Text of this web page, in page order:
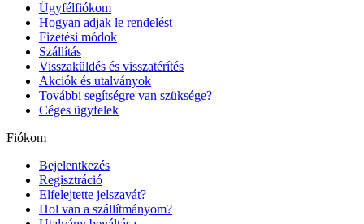
Ügyfélfiókom
Hogyan adjak le rendelést
Fizetési módok
Szállítás
Visszaküldés és visszatérítés
Akciók és utalványok
További segítségre van szüksége?
Céges ügyfelek
Fiókom
Bejelentkezés
Regisztráció
Elfelejtette jelszavát?
Hol van a szállítmányom?